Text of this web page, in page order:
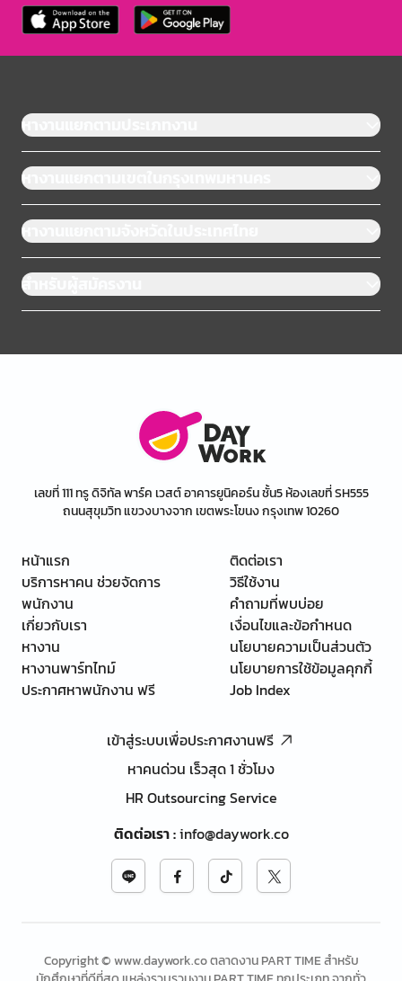
หางานแยกตามประเภทงาน
หางานแยกตามเขตในกรุงเทพมหานคร
หางานแยกตามจังหวัดในประเทศไทย
สำหรับผู้สมัครงาน
เลขที่ 111 ทรู ดิจิทัล พาร์ค เวสต์ อาคารยูนิคอร์น ชั้น5 ห้องเลขที่ SH555
ถนนสุขุมวิท แขวงบางจาก เขตพระโขนง กรุงเทพ 10260
หน้าแรก
บริการหาคน ช่วยจัดการ
พนักงาน
เกี่ยวกับเรา
หางาน
หางานพาร์ทไทม์
ประกาศหาพนักงาน ฟรี
ติดต่อเรา
วิธีใช้งาน
คำถามที่พบบ่อย
เงื่อนไขและข้อกำหนด
นโยบายความเป็นส่วนตัว
นโยบายการใช้ข้อมูลคุกกี้
Job Index
เข้าสู่ระบบเพื่อประกาศงานฟรี
หาคนด่วน เร็วสุด 1 ชั่วโมง
HR Outsourcing Service
ติดต่อเรา:info@daywork.co
Copyright © www.daywork.co ตลาดงาน PART TIME สำหรับ